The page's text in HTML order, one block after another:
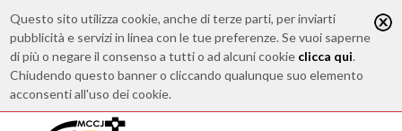
Questo sito utilizza cookie, anche di terze parti, per inviarti
pubblicità e servizi in linea con le tue preferenze. Se vuoi saperne
di più o negare il consenso a tutti o ad alcuni cookie clicca qui.
Chiudendo questo banner o cliccando qualunque suo elemento
acconsenti all'uso dei cookie.